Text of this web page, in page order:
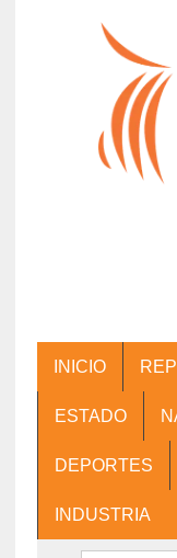
INICIO
ESTADO
DEPORTES
INDUSTRIA